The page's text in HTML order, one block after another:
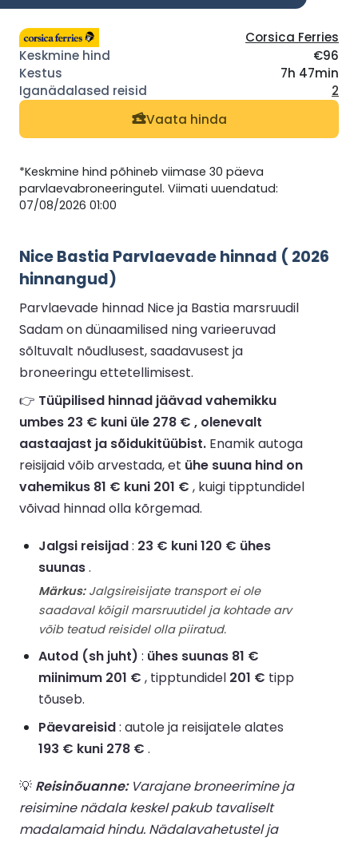
Corsica Ferries
€96
7h 47min
2
Vaata hinda
*Keskmine hind põhineb viimase 30 päeva
parvlaevabroneeringutel. Viimati uuendatud:
07/08/2026 01:00
Nice Bastia Parvlaevade hinnad ( 2026
hinnangud)
Parvlaevade hinnad Nice ja Bastia marsruudil
Sadam on dünaamilised ning varieeruvad
sõltuvalt nõudlusest, saadavusest ja
broneeringu ettetellimisest.
👉 Tüüpilised hinnad jäävad vahemikku
umbes 23 € kuni üle 278 € , olenevalt
aastaajast ja sõidukitüübist. Enamik autoga
reisijaid võib arvestada, et ühe suuna hind on
vahemikus 81 € kuni 201 € , kuigi tipptundidel
võivad hinnad olla kõrgemad.
Jalgsi reisijad: 23 € kuni 120 € ühes
suunas.
Märkus:Jalgsireisijate transport ei ole
saadaval kõigil marsruutidel ja kohtade arv
võib teatud reisidel olla piiratud.
Autod (sh juht) : ühes suunas 81 €
miinimum 201 € , tipptundidel 201 € tipp
tõuseb.
Päevareisid: autole ja reisijatele alates
193 € kuni 278 € .
💡 Reisinõuanne:Varajane broneerimine ja
reisimine nädala keskel pakub tavaliselt
madalamaid hindu. Nädalavahetustel ja